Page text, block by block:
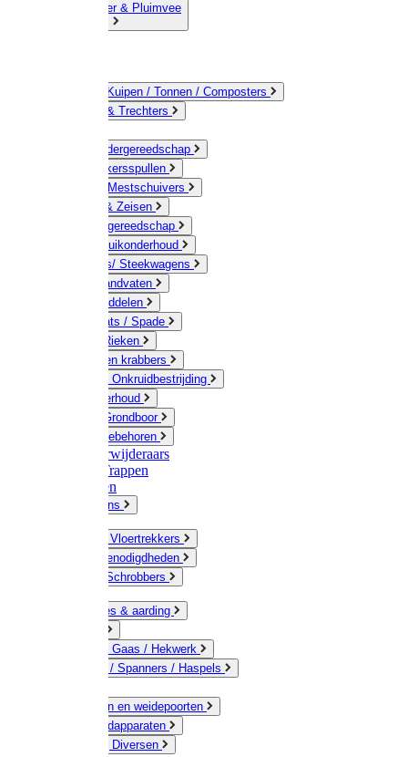
12) Kleindier & Pluimvee
Emmers / Kuipen / Tonnen / Composters
Jerrycans & Trechters
Hand-/ Kindergereedschap
Stratenmakersspullen
Sneeuw- / Mestschuivers
Baggeren & Zeisen
Elektrisch gereedschap
Boom / Struikonderhoud
Kruiwagens/ Steekwagens
Stelen / Handvaten
Tuinhulpmiddelen
Schop / Bats / Spade
Vorken & Rieken
Cultivator en krabbers
Schoffels / Onkruidbestrijding
Gazononderhoud
Hamers / Grondboor
Sledes / toebehoren
Onkruidverwijderaars
Ladders / Trappen
Werkbanken
Betonmolens
Bezems & Vloertrekkers
Schildersbenodigdheden
Borstels / Schrobbers
Accessoires & aarding
Geleiders / Gaas / Hekwerk
Verbinders / Spanners / Haspels
Doorgangen en weidepoorten
Schrikdraadapparaten
Afrastering Diversen